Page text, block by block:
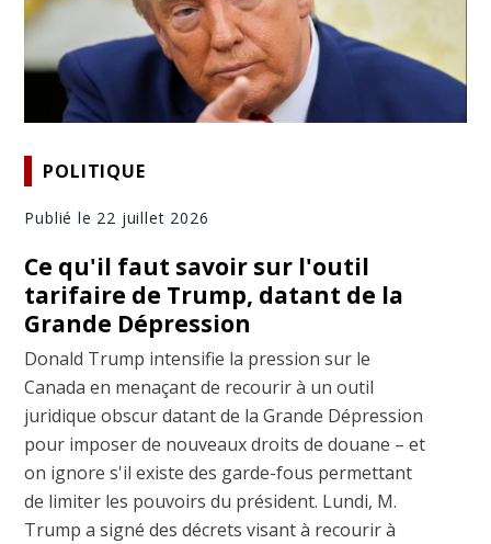
POLITIQUE
Publié le 22 juillet 2026
Ce qu'il faut savoir sur l'outil
tarifaire de Trump, datant de la
Grande Dépression
Donald Trump intensifie la pression sur le
Canada en menaçant de recourir à un outil
juridique obscur datant de la Grande Dépression
pour imposer de nouveaux droits de douane – et
on ignore s'il existe des garde-fous permettant
de limiter les pouvoirs du président. Lundi, M.
Trump a signé des décrets visant à recourir à